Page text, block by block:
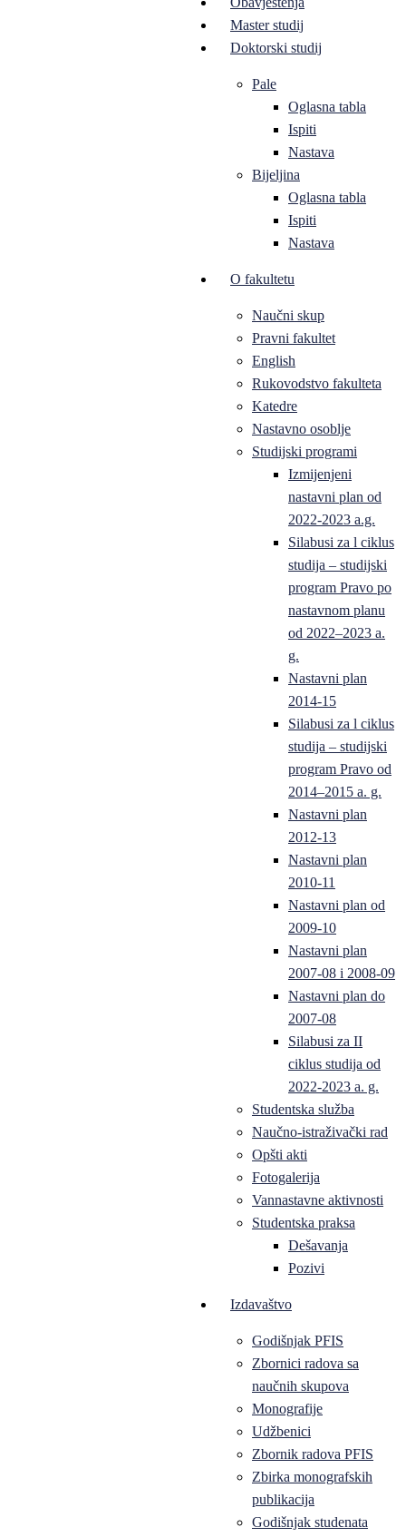
Master studij
Doktorski studij
Pale
Oglasna tabla
Ispiti
Nastava
Bijeljina
Oglasna tabla
Ispiti
Nastava
O fakultetu
Naučni skup
Pravni fakultet
English
Rukovodstvo fakulteta
Katedre
Nastavno osoblje
Studijski programi
Izmijenjeni
nastavni plan od
2022-2023 a.g.
Silabusi za l ciklus
studija – studijski
program Pravo po
nastavnom planu
od 2022–2023 a.
g.
Nastavni plan
2014-15
Silabusi za l ciklus
studija – studijski
program Pravo od
2014–2015 a. g.
Nastavni plan
2012-13
Nastavni plan
2010-11
Nastavni plan od
2009-10
Nastavni plan
2007-08 i 2008-09
Nastavni plan do
2007-08
Silabusi za II
ciklus studija od
2022-2023 a. g.
Studentska služba
Naučno-istraživački rad
Opšti akti
Fotogalerija
Vannastavne aktivnosti
Studentska praksa
Dešavanja
Pozivi
Izdavaštvo
Godišnjak PFIS
Zbornici radova sa
naučnih skupova
Monografije
Udžbenici
Zbornik radova PFIS
Zbirka monografskih
publikacija
Godišnjak studenata